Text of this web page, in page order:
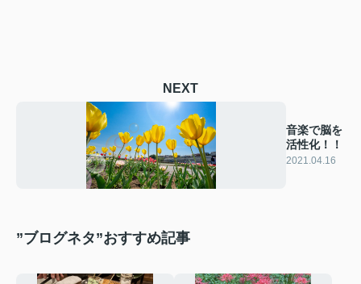
NEXT
音楽で脳を
活性化！！
2021.04.16
”ブログネタ”おすすめ記事